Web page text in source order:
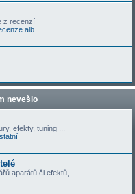
z recenzí
alb
nevešlo
efekty, tuning ...
aparátů či efektů,